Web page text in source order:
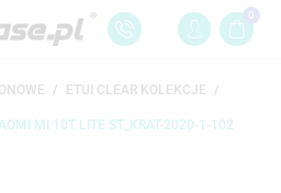
0
ETUI CLEAR KOLEKCJE
MI 10T LITE ST_KRAT-2020-1-102